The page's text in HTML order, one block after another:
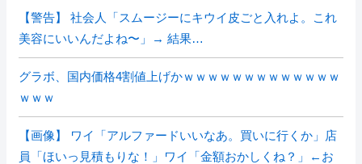
【警告】 社会人「スムージーにキウイ皮ごと入れよ。これ
美容にいいんだよね〜」→ 結果…
グラボ、国内価格4割値上げかｗｗｗｗｗｗｗｗｗｗｗｗｗ
ｗｗｗ
【画像】 ワイ「アルファードいいなあ。買いに行くか」店
員「ほいっ見積もりな！」ワイ「金額おかしくね？」←お